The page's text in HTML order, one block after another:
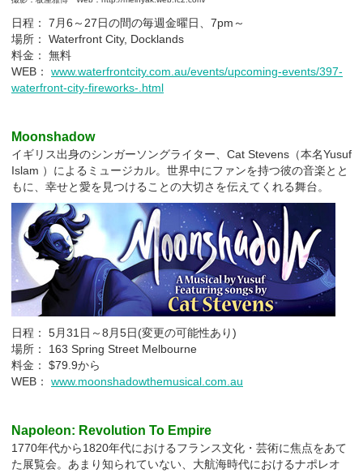
日程： 7月6～27日の間の毎週金曜日、7pm～
場所： Waterfront City, Docklands
料金： 無料
WEB： www.waterfrontcity.com.au/events/upcoming-events/397-
waterfront-city-fireworks-.html
Moonshadow
イギリス出身のシンガーソングライター、Cat Stevens（本名Yusuf
Islam ）によるミュージカル。世界中にファンを持つ彼の音楽とと
もに、幸せと愛を見つけることの大切さを伝えてくれる舞台。
日程： 5月31日～8月5日(変更の可能性あり)
場所： 163 Spring Street Melbourne
料金： $79.9から
WEB： www.moonshadowthemusical.com.au
Napoleon: Revolution To Empire
1770年代から1820年代におけるフランス文化・芸術に焦点をあて
た展覧会。あまり知られていない、大航海時代におけるナポレオ